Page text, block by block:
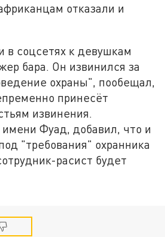
отказали и
в соцсетях к девушкам
бара. Он извинился за
охраны", пообещал,
принесёт
извинения.
Фуад, добавил, что и
"требования" охранника
расист будет